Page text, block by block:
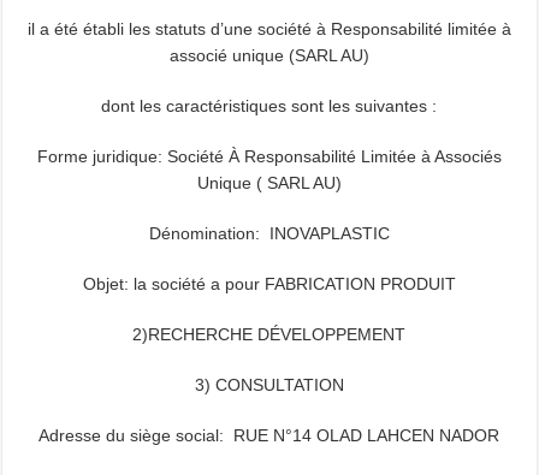
il a été établi les statuts d’une société à Responsabilité limitée à
associé unique (SARL AU)
dont les caractéristiques sont les suivantes :
Forme juridique: Société À Responsabilité Limitée à Associés
Unique ( SARL AU)
Dénomination: INOVAPLASTIC
Objet: la société a pour FABRICATION PRODUIT
2)RECHERCHE DÉVELOPPEMENT
3) CONSULTATION
Adresse du siège social: RUE N°14 OLAD LAHCEN NADOR